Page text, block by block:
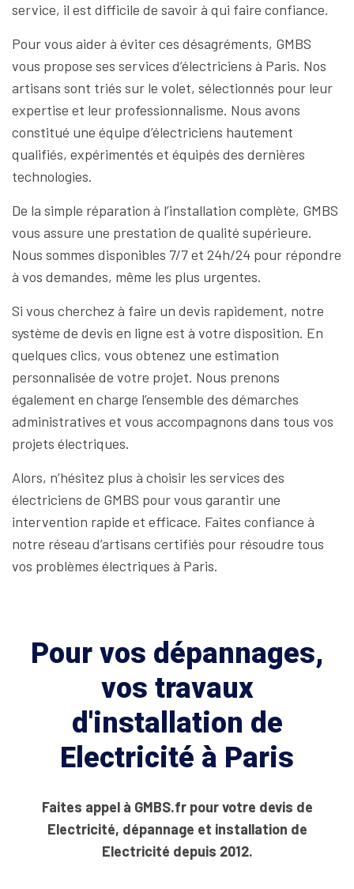
service, il est difficile de savoir à qui faire confiance.
Pour vous aider à éviter ces désagréments, GMBS
vous propose ses services d’électriciens à Paris. Nos
artisans sont triés sur le volet, sélectionnés pour leur
expertise et leur professionnalisme. Nous avons
constitué une équipe d’électriciens hautement
qualifiés, expérimentés et équipés des dernières
technologies.
De la simple réparation à l’installation complète, GMBS
vous assure une prestation de qualité supérieure.
Nous sommes disponibles 7/7 et 24h/24 pour répondre
à vos demandes, même les plus urgentes.
Si vous cherchez à faire un devis rapidement, notre
système de devis en ligne est à votre disposition. En
quelques clics, vous obtenez une estimation
personnalisée de votre projet. Nous prenons
également en charge l’ensemble des démarches
administratives et vous accompagnons dans tous vos
projets électriques.
Alors, n’hésitez plus à choisir les services des
électriciens de GMBS pour vous garantir une
intervention rapide et efficace. Faites confiance à
notre réseau d’artisans certifiés pour résoudre tous
vos problèmes électriques à Paris.
Pour vos dépannages,
vos travaux
d'installation de
Electricité à Paris
Faites appel à GMBS.fr pour votre devis de
Electricité, dépannage et installation de
Electricité depuis 2012.